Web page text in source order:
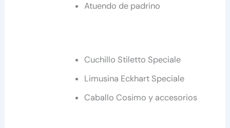
Atuendo de padrino
Cuchillo Stiletto Speciale
Limusina Eckhart Speciale
Caballo Cosimo y accesorios